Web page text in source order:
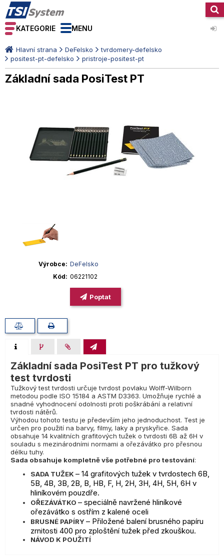
KATEGORIE MENU
Hlavní strana DeFelsko
tvrdomery-defelsko
positest-pt-defelsko
pristroje-positest-pt
Základní sada PosiTest PT
Výrobce
DeFelsko
Kód
06221102
Poptat
Základní sada PosiTest PT pro tužkový
test tvrdosti
Tužkový test tvrdosti určuje tvrdost povlaku Wolff-Wilborn
metodou podle ISO 15184 a ASTM D3363. Umožňuje rychlé a
snadné vyhodnocení odolnosti proti poškrábání a relativní
tvrdosti nátěrů.
Výhodou tohoto testu je především jeho jednoduchost. Test je
určen pro použití na barvy, filmy, laky a pryskyřice. Sada
obsahuje 14 kvalitních grafitových tužek o tvrdosti 6B až 6H v
souladu s mezinárodními normami a ořezávátko pro přesnou
délku tuhy.
Sada obsahuje kompletně vše potřebné pro testování:
SADA TUŽEK – 14 grafitových tužek v tvrdostech 6B,
5B, 4B, 3B, 2B, B, HB, F, H, 2H, 3H, 4H, 5H, 6H v
hliníkovém pouzdře.
OŘEZÁVÁTKO – speciálně navržené hliníkové
ořezávátko s ostřím z kalené oceli
BRUSNÉ PAPÍRY– Přiložené balení brusného papíru
zrnitosti 400 pro zploštění tužek před zkouškou.
NÁVOD K POUŽITÍ